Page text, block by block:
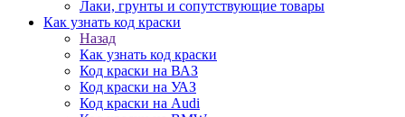
Лаки, грунты и сопутствующие товары
Как узнать код краски
Назад
Как узнать код краски
Код краски на ВАЗ
Код краски на УАЗ
Код краски на Audi